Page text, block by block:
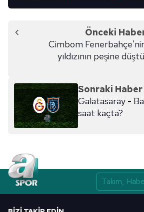
Önceki
Cimbom
yıldızının peşine
Sonraki Haber
Galatasaray -
saat kaçta?